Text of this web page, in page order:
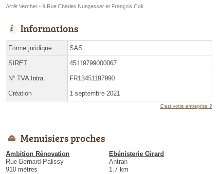
Arrêt Vercher - 9 Rue Charles Nungesser et François Coli
Informations
Forme juridique SAS
SIRET 45119799000067
N° TVA Intra. FR13451197990
Création 1 septembre 2021
C'est votre entreprise ?
Menuisiers proches
Ambition Rénovation
Rue Bernard Palissy
910 mètres
Ebénisterie Girard
Antran
1.7 km